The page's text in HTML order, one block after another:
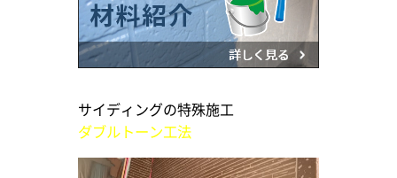
サイディングの特殊施工
ダブルトーン工法